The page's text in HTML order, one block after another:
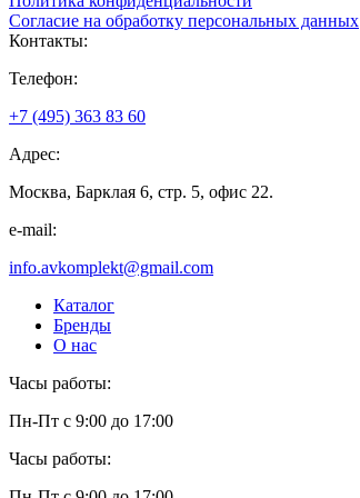
Согласие на обработку персональных данных
Контакты:
Телефон:
+7 (495) 363 83 60
Адрес:
Москва, Барклая 6, стр. 5, офис 22.
e-mail:
info.avkomplekt@gmail.com
Каталог
Бренды
О нас
Часы работы:
Пн-Пт с 9:00 до 17:00
Часы работы: